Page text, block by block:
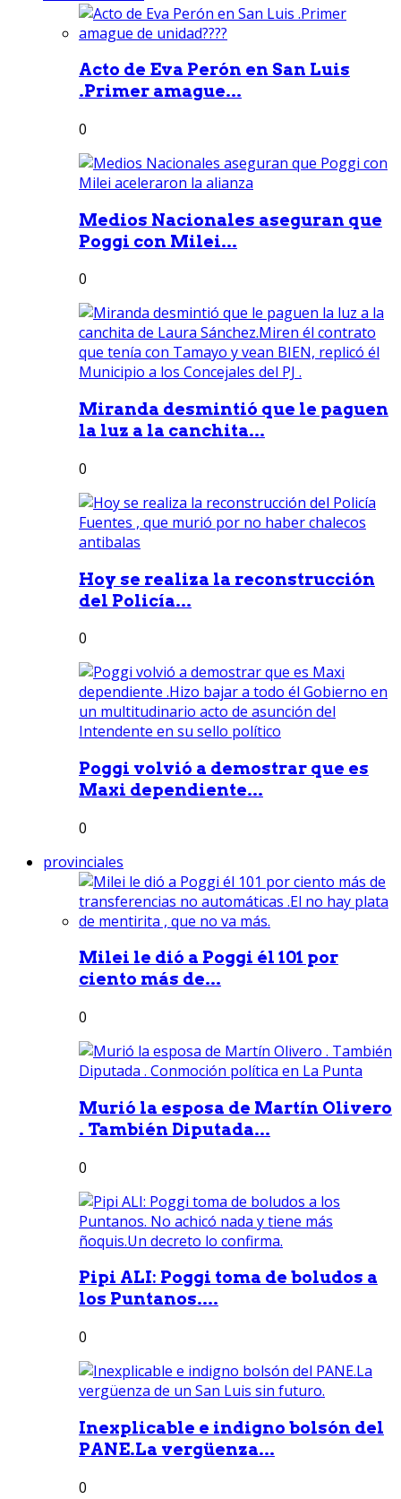
Acto de Eva Perón en San Luis
.Primer amague...
0
Medios Nacionales aseguran que
Poggi con Milei...
0
Miranda desmintió que le paguen
la luz a la canchita...
0
Hoy se realiza la reconstrucción
del Policía...
0
Poggi volvió a demostrar que es
Maxi dependiente...
0
provinciales
Milei le dió a Poggi él 101 por
ciento más de...
0
Murió la esposa de Martín Olivero
. También Diputada...
0
Pipi ALI: Poggi toma de boludos a
los Puntanos....
0
Inexplicable e indigno bolsón del
PANE.La vergüenza...
0